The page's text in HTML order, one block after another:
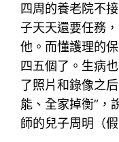
四周的養老院不
子天天還要任務
他。而懂護理的
四五個了。生病
了照片和錄像之
能、全家掉衡”，
師的兒子周明（